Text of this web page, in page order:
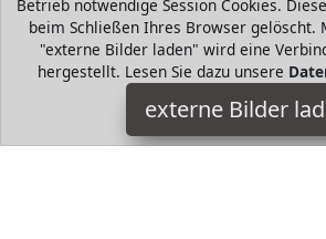
Betrieb notwendige Session Cookies.
beim Schließen Ihres Browser gelöscht.
"externe Bilder laden" wird eine
hergestellt. Lesen Sie dazu unsere
externe Bilder
Prada, Levis, Werangler, Tamaris,
mehr
HugoAndMore ist Teilnehmer am
S.à r.l. Dieses Partnerprogramm
gerufen, um Links auf externe
können. Die Bertreiber von